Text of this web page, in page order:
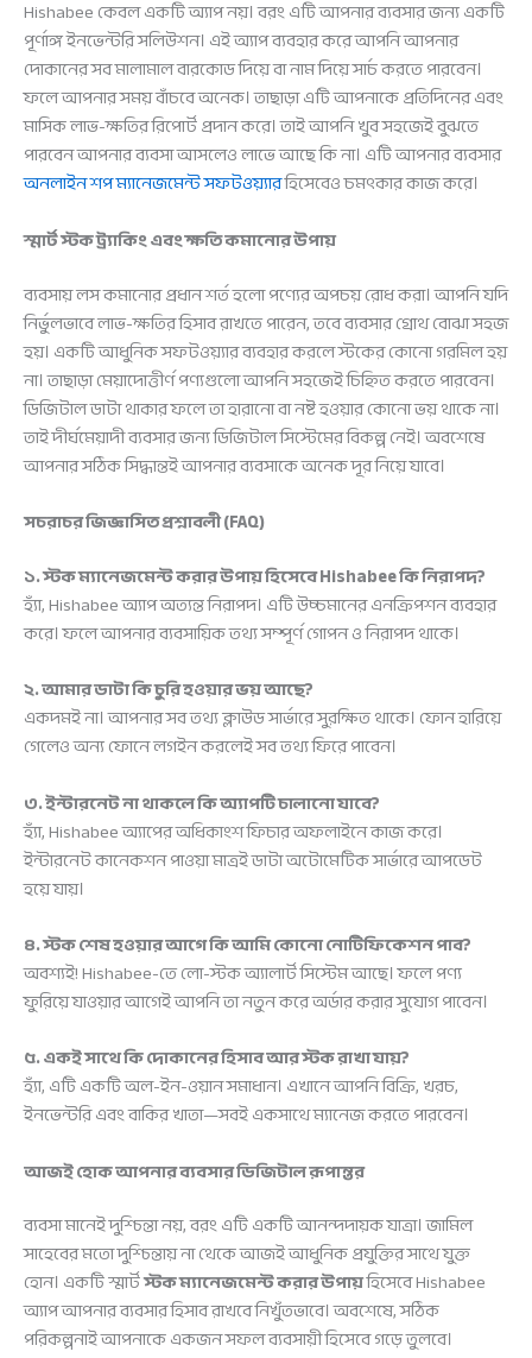
Hishabee কেবল একটি অ্যাপ নয়। বরং এটি আপনার ব্যবসার জন্য একটি
পূর্ণাঙ্গ ইনভেন্টরি সলিউশন। এই অ্যাপ ব্যবহার করে আপনি আপনার
দোকানের সব মালামাল বারকোড দিয়ে বা নাম দিয়ে সার্চ করতে পারবেন।
ফলে আপনার সময় বাঁচবে অনেক। তাছাড়া এটি আপনাকে প্রতিদিনের এবং
মাসিক লাভ-ক্ষতির রিপোর্ট প্রদান করে। তাই আপনি খুব সহজেই বুঝতে
পারবেন আপনার ব্যবসা আসলেও লাভে আছে কি না। এটি আপনার ব্যবসার
অনলাইন শপ ম্যানেজমেন্ট সফটওয়্যারহিসেবেও চমৎকার কাজ করে।
স্মার্ট স্টক ট্র্যাকিং এবং ক্ষতি কমানোর উপায়
ব্যবসায় লস কমানোর প্রধান শর্ত হলো পণ্যের অপচয় রোধ করা। আপনি যদি
নির্ভুলভাবে লাভ-ক্ষতির হিসাব রাখতে পারেন, তবে ব্যবসার গ্রোথ বোঝা সহজ
হয়। একটি আধুনিক সফটওয়্যার ব্যবহার করলে স্টকের কোনো গরমিল হয়
না। তাছাড়া মেয়াদোত্তীর্ণ পণ্যগুলো আপনি সহজেই চিহ্নিত করতে পারবেন।
ডিজিটাল ডাটা থাকার ফলে তা হারানো বা নষ্ট হওয়ার কোনো ভয় থাকে না।
তাই দীর্ঘমেয়াদী ব্যবসার জন্য ডিজিটাল সিস্টেমের বিকল্প নেই। অবশেষে
আপনার সঠিক সিদ্ধান্তই আপনার ব্যবসাকে অনেক দূর নিয়ে যাবে।
সচরাচর জিজ্ঞাসিত প্রশ্নাবলী (FAQ)
১. স্টক ম্যানেজমেন্ট করার উপায় হিসেবে Hishabee কি নিরাপদ?
হ্যাঁ, Hishabee অ্যাপ অত্যন্ত নিরাপদ। এটি উচ্চমানের এনক্রিপশন ব্যবহার
করে। ফলে আপনার ব্যবসায়িক তথ্য সম্পূর্ণ গোপন ও নিরাপদ থাকে।
২. আমার ডাটা কি চুরি হওয়ার ভয় আছে?
একদমই না। আপনার সব তথ্য ক্লাউড সার্ভারে সুরক্ষিত থাকে। ফোন হারিয়ে
গেলেও অন্য ফোনে লগইন করলেই সব তথ্য ফিরে পাবেন।
৩. ইন্টারনেট না থাকলে কি অ্যাপটি চালানো যাবে?
হ্যাঁ, Hishabee অ্যাপের অধিকাংশ ফিচার অফলাইনে কাজ করে।
ইন্টারনেট কানেকশন পাওয়া মাত্রই ডাটা অটোমেটিক সার্ভারে আপডেট
হয়ে যায়।
৪. স্টক শেষ হওয়ার আগে কি আমি কোনো নোটিফিকেশন পাব?
অবশ্যই! Hishabee-তে লো-স্টক অ্যালার্ট সিস্টেম আছে। ফলে পণ্য
ফুরিয়ে যাওয়ার আগেই আপনি তা নতুন করে অর্ডার করার সুযোগ পাবেন।
৫. একই সাথে কি দোকানের হিসাব আর স্টক রাখা যায়?
হ্যাঁ, এটি একটি অল-ইন-ওয়ান সমাধান। এখানে আপনি বিক্রি, খরচ,
ইনভেন্টরি এবং বাকির খাতা—সবই একসাথে ম্যানেজ করতে পারবেন।
আজই হোক আপনার ব্যবসার ডিজিটাল রূপান্তর
ব্যবসা মানেই দুশ্চিন্তা নয়, বরং এটি একটি আনন্দদায়ক যাত্রা। জামিল
সাহেবের মতো দুশ্চিন্তায় না থেকে আজই আধুনিক প্রযুক্তির সাথে যুক্ত
হোন। একটি স্মার্টস্টক ম্যানেজমেন্ট করার উপায়হিসেবে Hishabee
অ্যাপ আপনার ব্যবসার হিসাব রাখবে নিখুঁতভাবে। অবশেষে, সঠিক
পরিকল্পনাই আপনাকে একজন সফল ব্যবসায়ী হিসেবে গড়ে তুলবে।